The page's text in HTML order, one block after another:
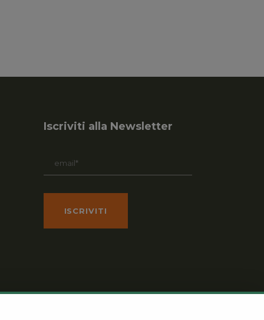
Iscriviti alla Newsletter